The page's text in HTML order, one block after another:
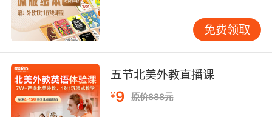
免费领取
五节北美外教直播课
¥9 原价888元